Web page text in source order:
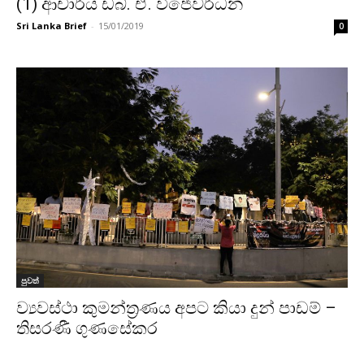
(1) ආචාර්ය ඩබ්. ඒ. විජේවර්ධන
Sri Lanka Brief - 15/01/2019 0
පුවත්
ව්‍යවස්ථා කුමන්ත්‍රණය අපට කියා දුන් පාඩම් –
තිසරණී ගුණසේකර